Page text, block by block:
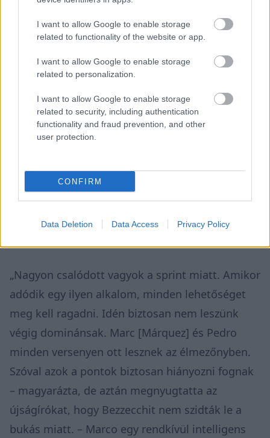
I want to allow Google to enable storage
related to functionality of the website or app.
I want to allow Google to enable storage
related to personalization.
I want to allow Google to enable storage
related to security, including authentication
functionality and fraud prevention, and other
user protection.
CONFIRM
Data Deletion Data Access Privacy Policy
Ilyen még nem volt, avagy így áll a
MotoGP-tabella a Thai Nagydíj után
„Nagyon csalódott vagyok a sprint miatt. Amikor
adódik egy ilyen alkalom, minden lehetőséget
meg kell ragadni. Idén biztosan nem leszünk
végig dominánsak. Marc [Márquez] és Pedro
minden versenyen ott lesznek az élmezőnyben.
Szóval azok a pontok biztosan hiányozni fognak
– magyarázta, de aztán megnyugtatta az
újságírókat, hogy Bezzecchit nem szidták le a
bukás miatt. – Marco egy rendkívül intelligens